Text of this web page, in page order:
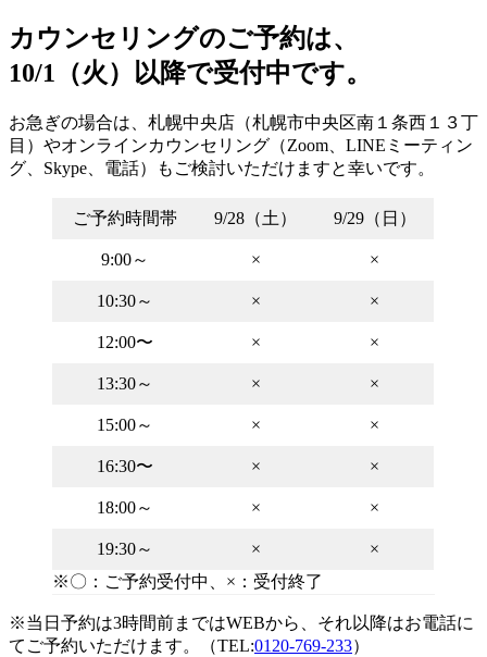
カウンセリングのご予約は、
10/1（火）以降で受付中です。
お急ぎの場合は、札幌中央店（札幌市中央区南１条西１３丁
目）やオンラインカウンセリング（Zoom、LINEミーティン
グ、Skype、電話）もご検討いただけますと幸いです。
ご予約時間帯 9/28（土） 9/29（日）
9:00～ × ×
10:30～ × ×
12:00〜 × ×
13:30～ × ×
15:00～ × ×
16:30〜 × ×
18:00～ × ×
19:30～ ×
×
※〇：ご予約受付中、×：受付終了
※当日予約は3時間前まではWEBから、それ以降はお電話に
てご予約いただけます。（TEL:0120-769-233）